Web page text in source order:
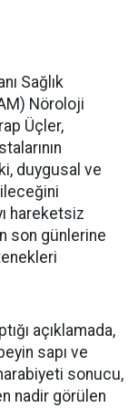
Sağlık
Nöroloji
Üçler,
duygusal ve
hareketsiz
son günlerine
açıklamada,
sapı ve
sonucu,
nadir görülen